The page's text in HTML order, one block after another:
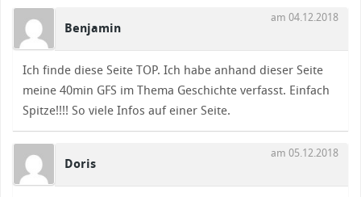
Benjamin
am 04.12.2018
Ich finde diese Seite TOP. Ich habe anhand dieser Seite
meine 40min GFS im Thema Geschichte verfasst. Einfach
Spitze!!!! So viele Infos auf einer Seite.
Doris
am 05.12.2018